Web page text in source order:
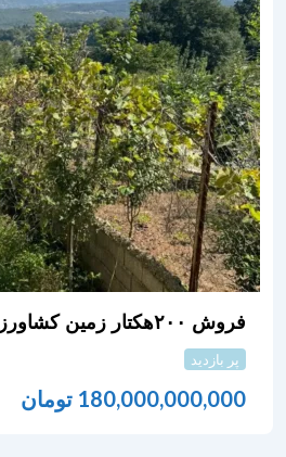
فروش ۲۰۰هکتار زمین کشاورزی
پر بازدید
180,000,000,000 تومان